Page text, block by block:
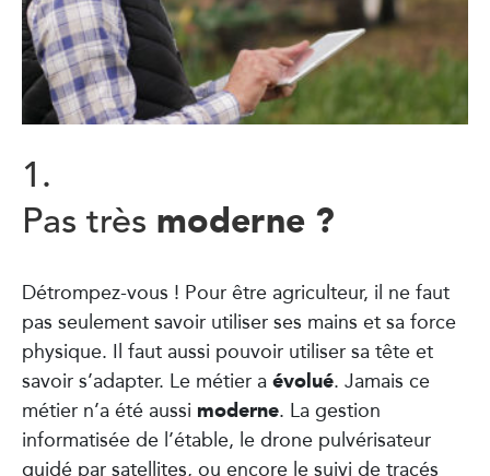
1.
Pas très moderne ?
Détrompez-vous ! Pour être agriculteur, il ne faut
pas seulement savoir utiliser ses mains et sa force
physique. Il faut aussi pouvoir utiliser sa tête et
savoir s’adapter. Le métier aévolué. Jamais ce
métier n’a été aussi moderne. La gestion
informatisée de l’étable, le drone pulvérisateur
guidé par satellites, ou encore le suivi de tracés